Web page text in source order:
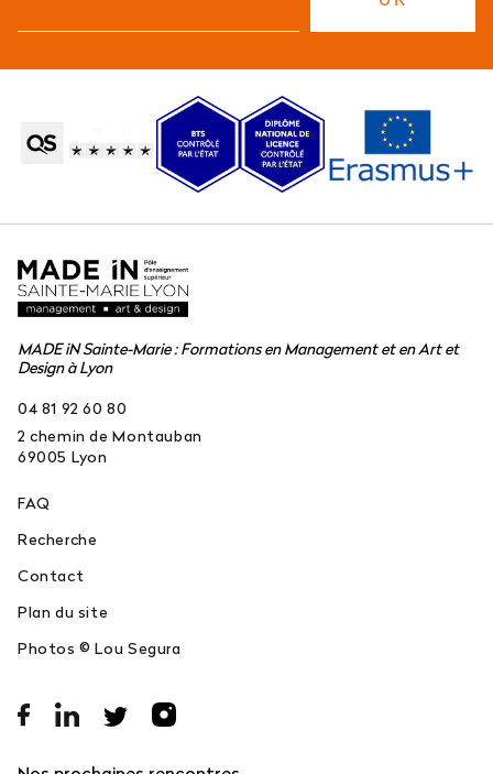
MADE iN Sainte-Marie : Formations en Management et en Art et
Design à Lyon
04 81 92 60 80
2 chemin de Montauban
69005 Lyon
FAQ
Recherche
Contact
Plan du site
Photos © Lou Segura